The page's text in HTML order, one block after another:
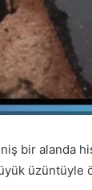
bir alanda
üzüntüyle
Qacarların
Əhməd